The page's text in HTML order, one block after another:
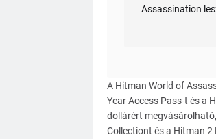
Assassination
A Hitman World of
Year Access Pass-t és a
dollárért
Collectiont és a Hitman 2